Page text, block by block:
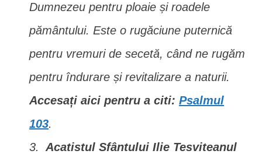
Dumnezeu pentru ploaie și roadele
pământului. Este o rugăciune puternică
pentru vremuri de secetă, când ne rugăm
pentru îndurare și revitalizare a naturii.
Accesați aici pentru a citi: Psalmul
103.
Acatistul Sfântului Ilie Tesviteanul